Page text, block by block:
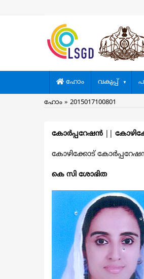
Main
navigation
ഹോം വകുപ്പ്
Breadcrumb
ഹോം 2015017100801
കോര്‍പ്പറേഷന്‍
കോഴിക്കോട്
കെ സി ശോഭിത